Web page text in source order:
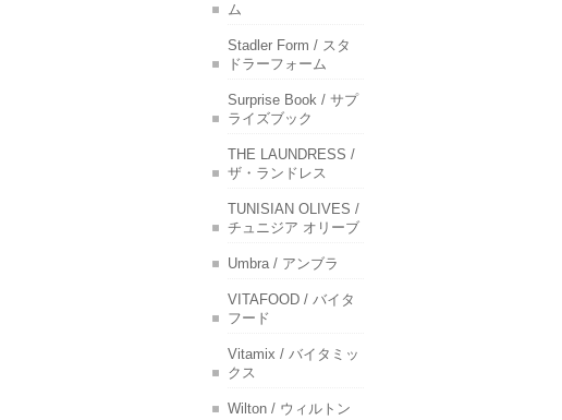
ム
Stadler Form / スタ
ドラーフォーム
Surprise Book / サプ
ライズブック
THE LAUNDRESS /
ザ・ランドレス
TUNISIAN OLIVES /
チュニジア オリーブ
Umbra / アンブラ
VITAFOOD / バイタ
フード
Vitamix / バイタミッ
クス
Wilton / ウィルトン